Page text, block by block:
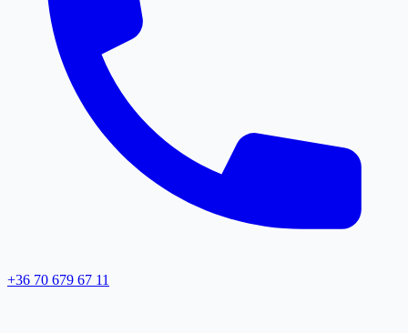
+36 70 679 67 11